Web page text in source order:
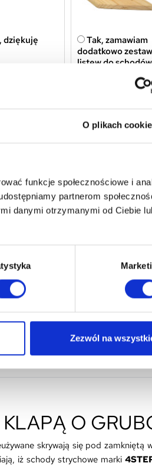
O plikach
funkcje społecznościowe i
partnerom
danymi otrzymanymi od Ciebie
Zezwól na
dziękuję
Tak, zamawiam
dodatkowo zestaw
listew do schodów
zakupy
O
skrywają się pod
iż schody strychowe marki